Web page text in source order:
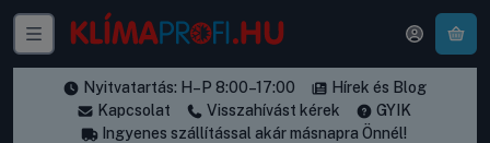
Nyitvatartás: H–P 8:00–17:00
Hírek és Blog
Kapcsolat
Visszahívást kérek
GYIK
Ingyenes szállítással akár másnapra Önnél!